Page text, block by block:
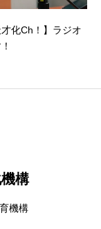
才化Ch！】ラジオ
構
機構